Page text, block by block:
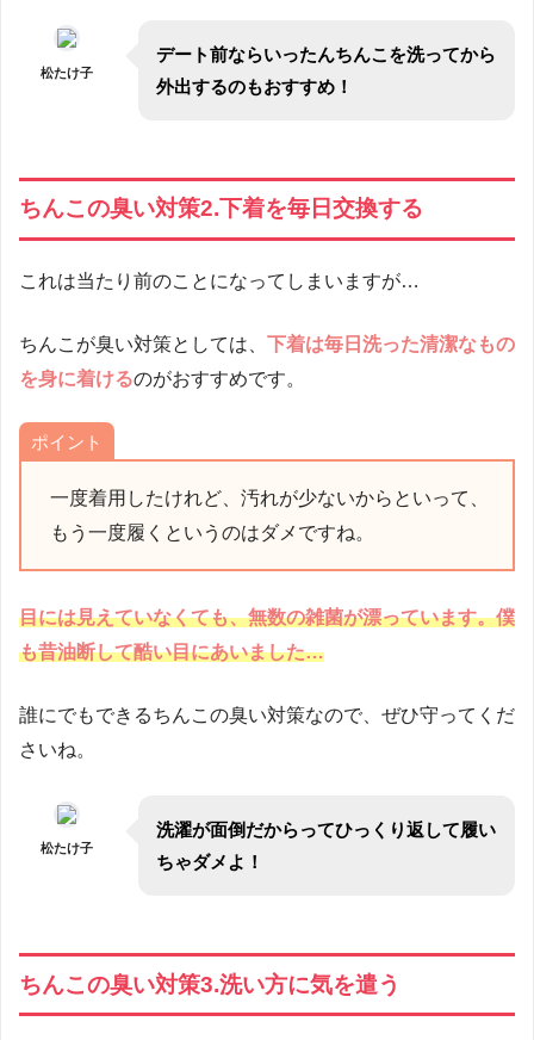
松たけ子
デート前ならいったんちんこを洗ってから
外出するのもおすすめ！
ちんこの臭い対策2.下着を毎日交換する
これは当たり前のことになってしまいますが…
ちんこが臭い対策としては、 下着は毎日洗った清潔なもの
を身に着けるのがおすすめです。
ポイント
一度着用したけれど、汚れが少ないからといって、
もう一度履くというのはダメですね。
目には見えていなくても、無数の雑菌が漂っています。僕
も昔油断して酷い目にあいました…
誰にでもできるちんこの臭い対策なので、ぜひ守ってくだ
さいね。
松たけ子
洗濯が面倒だからってひっくり返して履い
ちゃダメよ！
ちんこの臭い対策3.洗い方に気を遣う